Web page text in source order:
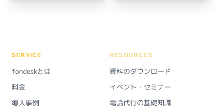
SERVICE
fondeskとは
料金
導入事例
RESOURCES
資料のダウンロード
イベント・セミナー
電話代行の基礎知識